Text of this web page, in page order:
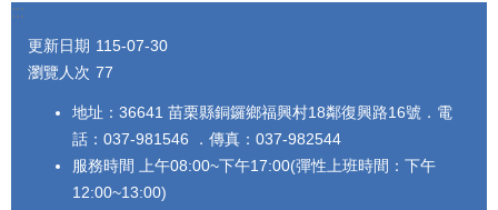
:::
更新日期 115-07-30
瀏覽人次 77
地址：36641 苗栗縣銅鑼鄉福興村18鄰復興路16號．電
話：037-981546 ．傳真：037-982544
服務時間 上午08:00~下午17:00(彈性上班時間：下午
12:00~13:00)